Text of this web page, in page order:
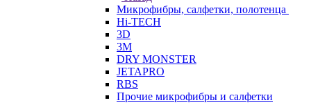
Микрофибры, салфетки, полотенца
Hi-TECH
3D
3М
DRY MONSTER
JETAPRO
RBS
Прочие микрофибры и салфетки